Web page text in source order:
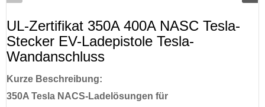
UL-Zertifikat 350A 400A NASC Tesla-
Stecker EV-Ladepistole Tesla-
Wandanschluss
Kurze Beschreibung:
350A Tesla NACS-Ladelösungen für